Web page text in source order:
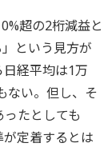
超の2桁減益と
という見方が
日経平均は1万
ない。但し、そ
たとしても
が定着するとは